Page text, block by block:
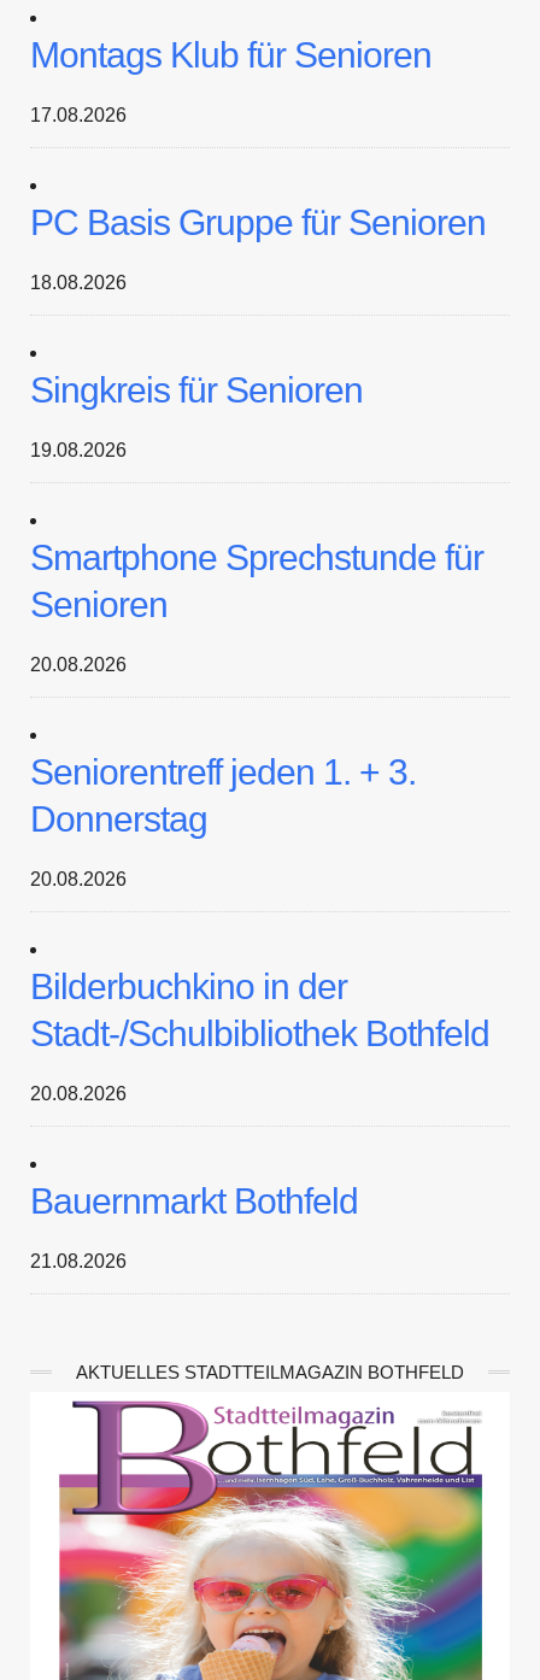
Montags Klub für Senioren
17.08.2026
PC Basis Gruppe für Senioren
18.08.2026
Singkreis für Senioren
19.08.2026
Smartphone Sprechstunde für
Senioren
20.08.2026
Seniorentreff jeden 1. + 3.
Donnerstag
20.08.2026
Bilderbuchkino in der
Stadt-/Schulbibliothek Bothfeld
20.08.2026
Bauernmarkt Bothfeld
21.08.2026
AKTUELLES STADTTEILMAGAZIN BOTHFELD